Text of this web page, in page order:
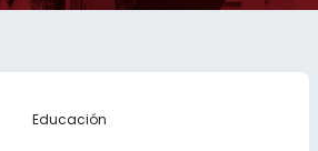
Educación